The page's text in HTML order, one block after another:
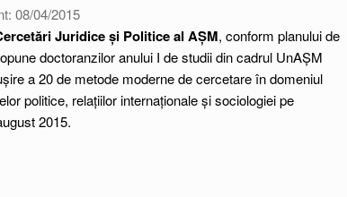
08/04/2015
Juridice și Politice al AȘM, conform planului de
doctoranzilor anului I de studii din cadrul UnAȘM
a 20 de metode moderne de cercetare în domeniul
politice, relațiilor internaționale și sociologiei pe
2015.